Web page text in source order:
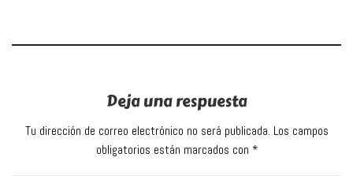
Deja una respuesta
Tu dirección de correo electrónico no será publicada. Los campos
obligatorios están marcados con *